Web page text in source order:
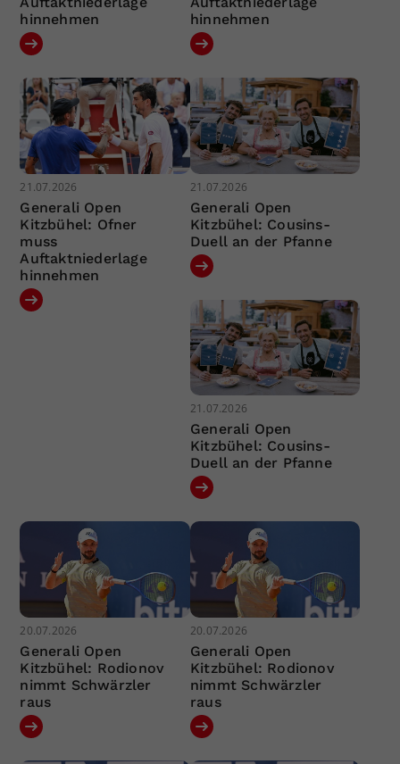
hinnehmen
hinnehmen
21.07.2026
Generali Open
Kitzbühel: Ofner
muss
Auftaktniederlage
hinnehmen
21.07.2026
Generali Open
Kitzbühel: Cousins-
Duell an der Pfanne
21.07.2026
Generali Open
Kitzbühel: Cousins-
Duell an der Pfanne
20.07.2026
Generali Open
Kitzbühel: Rodionov
nimmt Schwärzler
raus
20.07.2026
Generali Open
Kitzbühel: Rodionov
nimmt Schwärzler
raus